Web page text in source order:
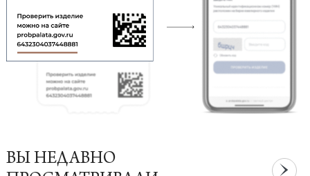
ВЫ НЕДАВНО